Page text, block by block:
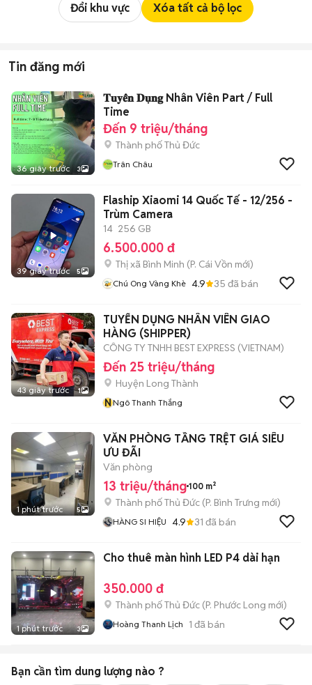
Đổi khu vực Xóa tất cả bộ lọc
Tin đăng mới
36 giây trước 3
𝐓𝐮𝐲𝐞̂̉𝐧 𝐃𝐮̣𝐧𝐠 Nhân Viên Part / Full
Time
Đến 9 triệu/tháng
Thành phố Thủ Đức
Trân Châu
39 giây trước 5
Flaship Xiaomi 14 Quốc Tế - 12/256 -
Trùm Camera
14 256 GB
6.500.000 đ
Thị xã Bình Minh (P. Cái Vồn mới)
Chú Ong Vàng Khè 4.9 35 đã bán
43 giây trước 1
TUYỂN DỤNG NHÂN VIÊN GIAO
HÀNG (SHIPPER)
CÔNG TY TNHH BEST EXPRESS (VIETNAM)
Đến 25 triệu/tháng
Huyện Long Thành
NNgô Thanh Thắng
1 phút trước 5
VĂN PHÒNG TẦNG TRỆT GIÁ SIÊU
ƯU ĐÃI
Văn phòng
13 triệu/tháng 100 m²
Thành phố Thủ Đức (P. Bình Trưng mới)
HÀNG SI HIỆU 4.9 31 đã bán
1 phút trước 3
Cho thuê màn hình LED P4 dài hạn
350.000 đ
Thành phố Thủ Đức (P. Phước Long mới)
Hoàng Thanh Lịch 1 đã bán
Bạn cần tìm dung lượng nào ?